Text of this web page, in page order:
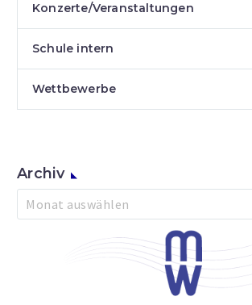
Konzerte/Veranstaltungen
Schule intern
Wettbewerbe
Archiv
Archiv
Monat auswählen